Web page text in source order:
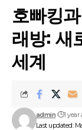
호빠킹
래방: 새
세계
Last updated:
admin 1 year